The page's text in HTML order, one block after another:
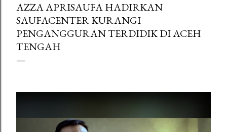
AZZA APRISAUFA HADIRKAN
SAUFACENTER KURANGI
PENGANGGURAN TERDIDIK DI ACEH
TENGAH